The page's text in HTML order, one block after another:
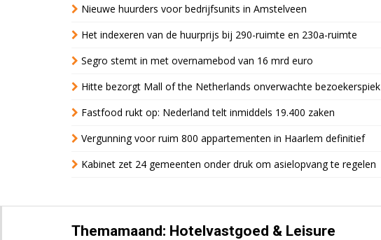
Nieuwe huurders voor bedrijfsunits in Amstelveen
Het indexeren van de huurprijs bij 290-ruimte en 230a-ruimte
Segro stemt in met overnamebod van 16 mrd euro
Hitte bezorgt Mall of the Netherlands onverwachte bezoekerspiek
Fastfood rukt op: Nederland telt inmiddels 19.400 zaken
Vergunning voor ruim 800 appartementen in Haarlem definitief
Kabinet zet 24 gemeenten onder druk om asielopvang te regelen
Themamaand: Hotelvastgoed & Leisure